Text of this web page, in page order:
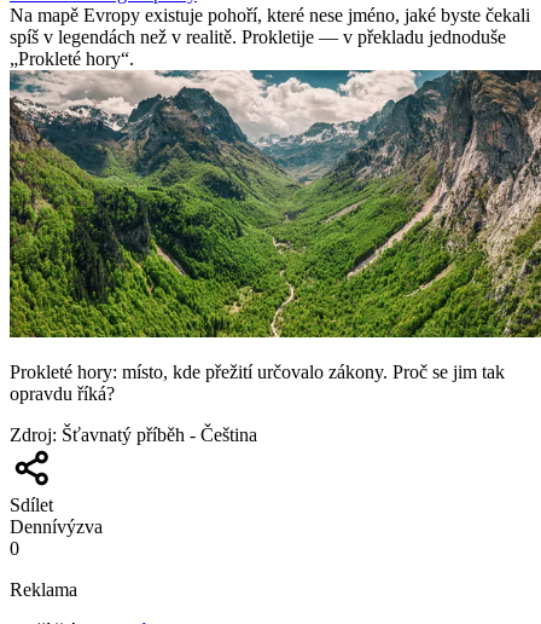
Na mapě Evropy existuje pohoří, které nese jméno, jaké byste čekali
spíš v legendách než v realitě. Prokletije — v překladu jednoduše
„Prokleté hory“.
Prokleté hory: místo, kde přežití určovalo zákony. Proč se jim tak
opravdu říká?
Zdroj: Šťavnatý příběh - Čeština
Sdílet
Dennívýzva
0
Reklama